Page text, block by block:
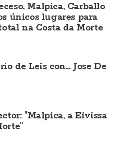
Malpica, Carballo
únicos lugares para
na Costa da Morte
de Leis con... Jose De
"Malpica, a Eivissa